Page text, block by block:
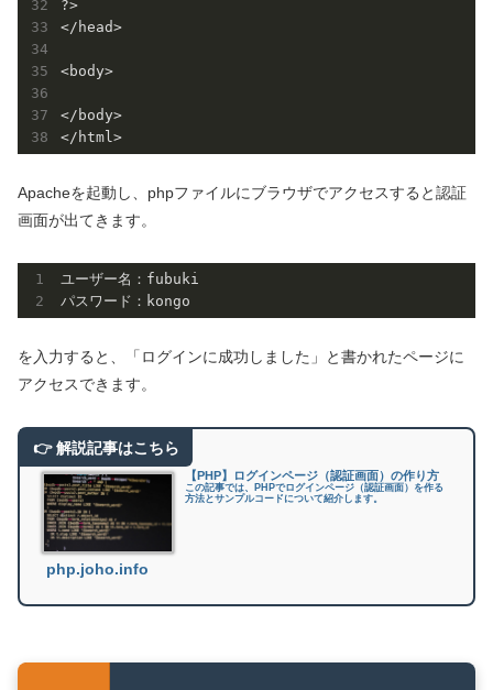
?>
</head>
<body>
</body>
Apacheを起動し、phpファイルにブラウザでアクセスすると認証
画面が出てきます。
ユーザー名：fubuki
を入力すると、「ログインに成功しました」と書かれたページに
アクセスできます。
【PHP】ログインページ（認証画面）の作り方
この記事では、PHPでログインページ（認証画面）を作る
方法とサンプルコードについて紹介します。
php.joho.info